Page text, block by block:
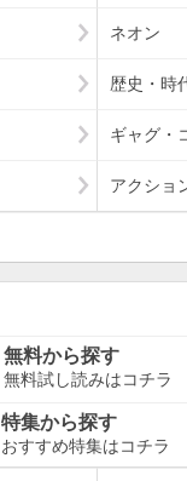
ネオン
歴史・時
ギャグ・
アクショ
無料から探す
無料試し読みはコチラ
特集から探す
おすすめ特集はコチラ